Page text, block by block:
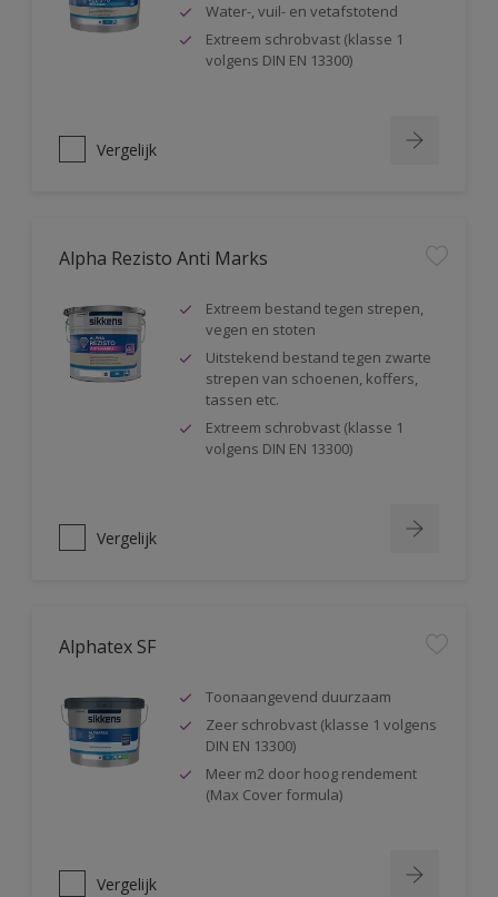
Water-, vuil- en vetafstotend
Extreem schrobvast (klasse 1
volgens DIN EN 13300)
Vergelijk
Alpha Rezisto Anti Marks
Extreem bestand tegen strepen,
vegen en stoten
Uitstekend bestand tegen zwarte
strepen van schoenen, koffers,
tassen etc.
Extreem schrobvast (klasse 1
volgens DIN EN 13300)
Vergelijk
Alphatex SF
Toonaangevend duurzaam
Zeer schrobvast (klasse 1 volgens
DIN EN 13300)
Meer m2 door hoog rendement
(Max Cover formula)
Vergelijk